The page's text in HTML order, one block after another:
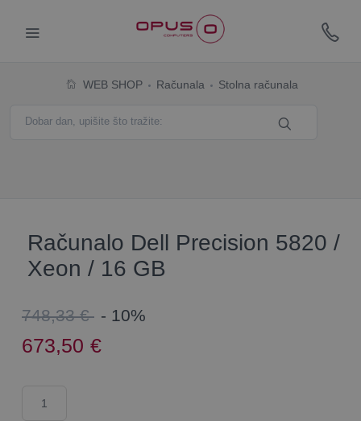
WEB SHOP Računala Stolna računala
Računalo Dell Precision 5820 /
Xeon / 16 GB
748,33 € - 10%
673,50 €